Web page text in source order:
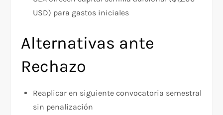
USD) para gastos iniciales​
Alternativas ante
Rechazo
Reaplicar en siguiente convocatoria semestral
sin penalización